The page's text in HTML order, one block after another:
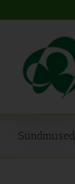
to
Sündmused